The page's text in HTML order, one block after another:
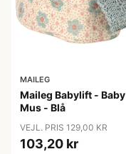
MAILEG
Maileg Babylift - Baby
Mus - Blå
VEJL. PRIS 129,00 KR
103,20 kr